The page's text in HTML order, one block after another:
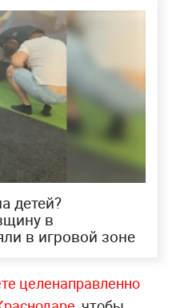
детей?
в
в игровой зоне
целенаправленно